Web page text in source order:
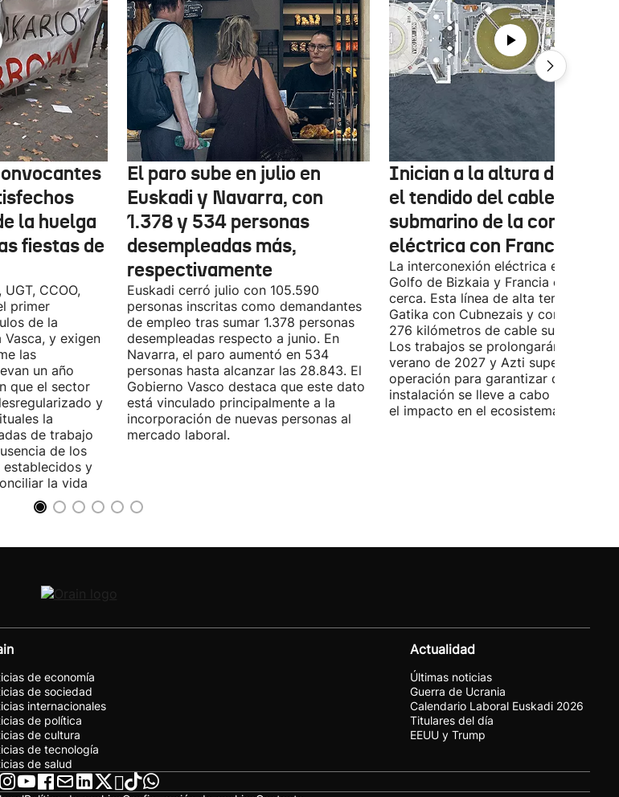
la huelga
fiestas de
CCOO,
primer
de la
y exigen
las
un año
que el sector
y
la
de trabajo
de los
establecidos y
la vida
El paro sube en julio en
Euskadi y Navarra, con
1.378 y 534 personas
desempleadas más,
respectivamente
Euskadi cerró julio con 105.590
personas inscritas como demandantes
de empleo tras sumar 1.378 personas
desempleadas respecto a junio. En
Navarra, el paro aumentó en 534
personas hasta alcanzar las 28.843. El
Gobierno Vasco destaca que este dato
está vinculado principalmente a la
incorporación de nuevas personas al
mercado laboral.
Inician a la altura de
el tendido del cable
submarino de la conexión
eléctrica con Francia
La interconexión eléctrica entre el
Golfo de Bizkaia y Francia está más
cerca. Esta línea de alta tensión unirá
Gatika con Cubnezais y contará con
276 kilómetros de cable submarino.
Los trabajos se prolongarán hasta
verano de 2027 y Azti supervisará la
operación para garantizar que la
instalación se lleve a cabo
el impacto en el ecosistema marino.
de economía
de sociedad
internacionales
de política
de cultura
de tecnología
de salud
Actualidad
Últimas noticias
Guerra de Ucrania
Calendario Laboral Euskadi 2026
Titulares del día
EEUU y Trump